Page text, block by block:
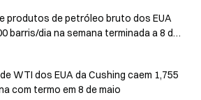
produtos de petróleo bruto dos EUA
barris/dia na semana terminada a 8 de
WTI dos EUA da Cushing caem 1,755
com termo em 8 de maio